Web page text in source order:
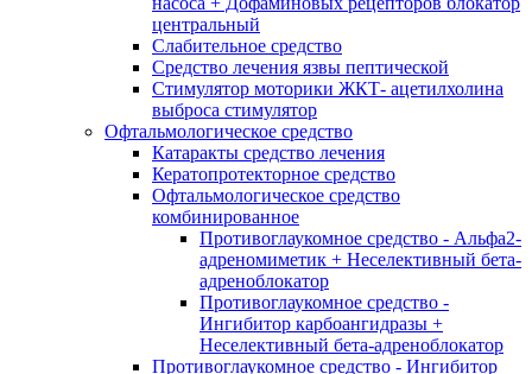
центральный
Слабительное средство
Средство лечения язвы пептической
Стимулятор моторики ЖКТ- ацетилхолина
выброса стимулятор
Офтальмологическое средство
Катаракты средство лечения
Кератопротекторное средство
Офтальмологическое средство
комбинированное
Противоглаукомное средство - Альфа2-
адреномиметик + Неселективный бета-
адреноблокатор
Противоглаукомное средство -
Ингибитор карбоангидразы +
Неселективный бета-адреноблокатор
Противоглаукомное средство - Ингибитор